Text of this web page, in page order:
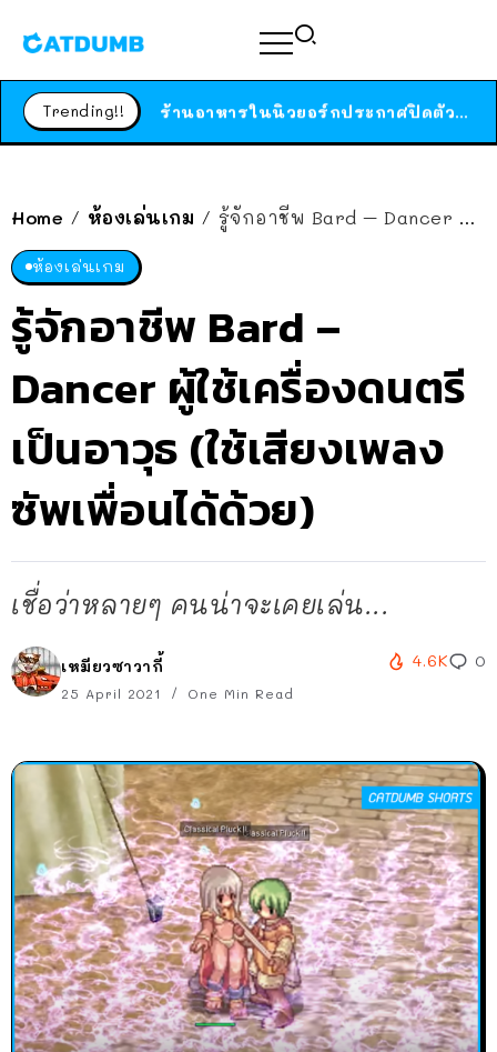
Trending!! ร้านอาหารในนิวยอร์กประกาศปิดตัวลง หลังอยู่มานานกว่า 45 ปี ติดป้ายขอบคุณลูกค้าทุกคน แถมสูตรทำไวท์ซอสให้แบบจัดเต็ม
Home / ห้องเล่นเกม / รู้จักอาชีพ Bard – Dancer ผู้ใช้เครื่องดนตรีเป็นอาวุธ (ใช้เสียงเพลงซัพเพื่อนได้ด้วย)
ห้องเล่นเกม
รู้จักอาชีพ Bard –
Dancer ผู้ใช้เครื่องดนตรี
เป็นอาวุธ (ใช้เสียงเพลง
ซัพเพื่อนได้ด้วย)
เชื่อว่าหลายๆ คนน่าจะเคยเล่น...
เหมียวซาวากี้
25 April 2021 One Min Read
4.6K 0